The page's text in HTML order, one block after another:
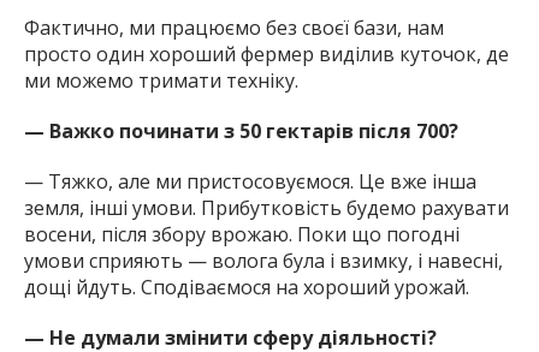
Фактично, ми працюємо без своєї бази, нам
просто один хороший фермер виділив куточок, де
ми можемо тримати техніку.
— Важко починати з 50 гектарів після 700?
— Тяжко, але ми пристосовуємося. Це вже інша
земля, інші умови. Прибутковість будемо рахувати
восени, після збору врожаю. Поки що погодні
умови сприяють — волога була і взимку, і навесні,
дощі йдуть. Сподіваємося на хороший урожай.
— Не думали змінити сферу діяльності?